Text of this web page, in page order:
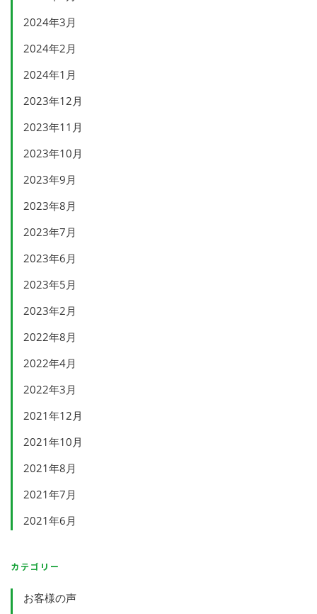
2024年3月
2024年2月
2024年1月
2023年12月
2023年11月
2023年10月
2023年9月
2023年8月
2023年7月
2023年6月
2023年5月
2023年2月
2022年8月
2022年4月
2022年3月
2021年12月
2021年10月
2021年8月
2021年7月
2021年6月
カテゴリー
お客様の声